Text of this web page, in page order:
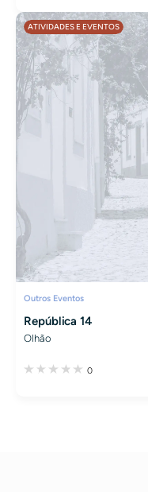
ATIVIDADES E EVENTOS
Outros Eventos
República 14
Olhão
0